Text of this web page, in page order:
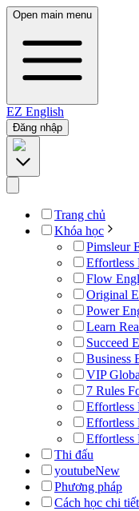
Open main menu
EZ English
Đăng nhập
Trang chủ
Khóa học
Pimsleur
Effortless
Flow
Original
Power
Learn
Succeed
Business
VIP
7 Rules
Effortless
Effortless
Effortless
Thi đấu
youtubeNew
Phương pháp
Cách học chi tiết